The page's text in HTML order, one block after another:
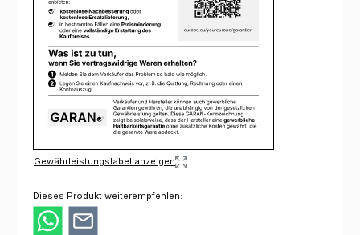
Gewährleistungslabel anzeigen
Dieses Produkt weiterempfehlen: